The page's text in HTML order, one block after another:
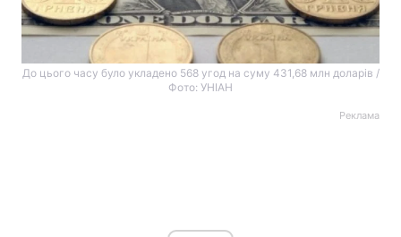
До цього часу було укладено 568 угод на суму 431,68 млн доларів /
Фото: УНІАН
Реклама